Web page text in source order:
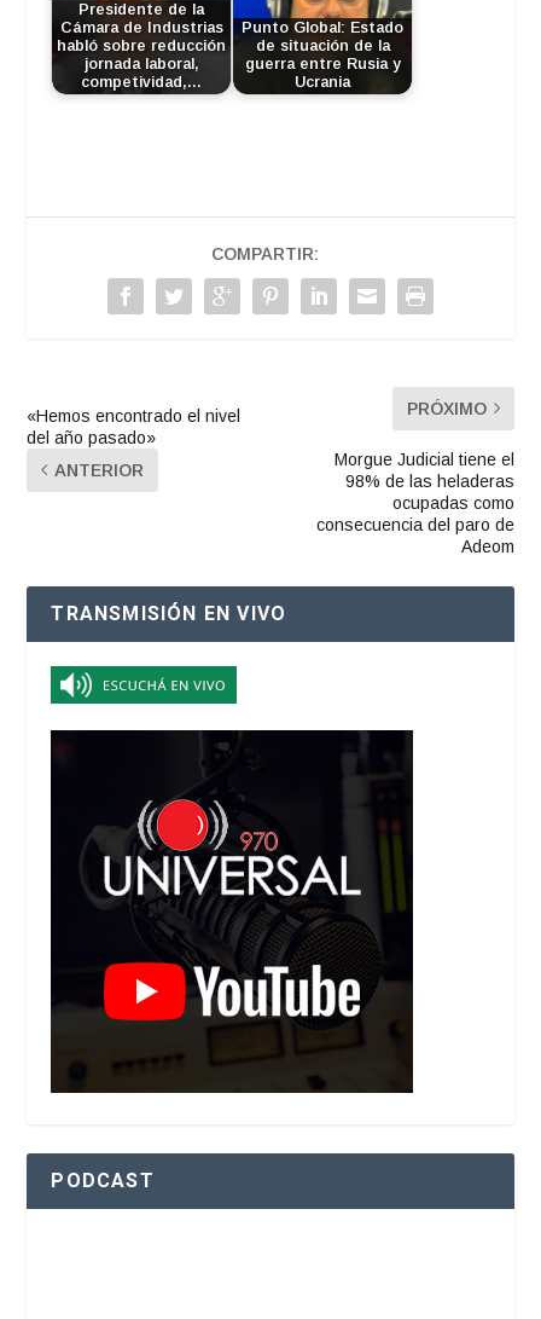
Presidente de la
Cámara de Industrias
habló sobre reducción
jornada laboral,
competividad,…
Punto Global: Estado
de situación de la
guerra entre Rusia y
Ucrania
COMPARTIR:
«Hemos encontrado el nivel
del año pasado»
ANTERIOR
PRÓXIMO
Morgue Judicial tiene el
98% de las heladeras
ocupadas como
consecuencia del paro de
Adeom
TRANSMISIÓN EN VIVO
PODCAST